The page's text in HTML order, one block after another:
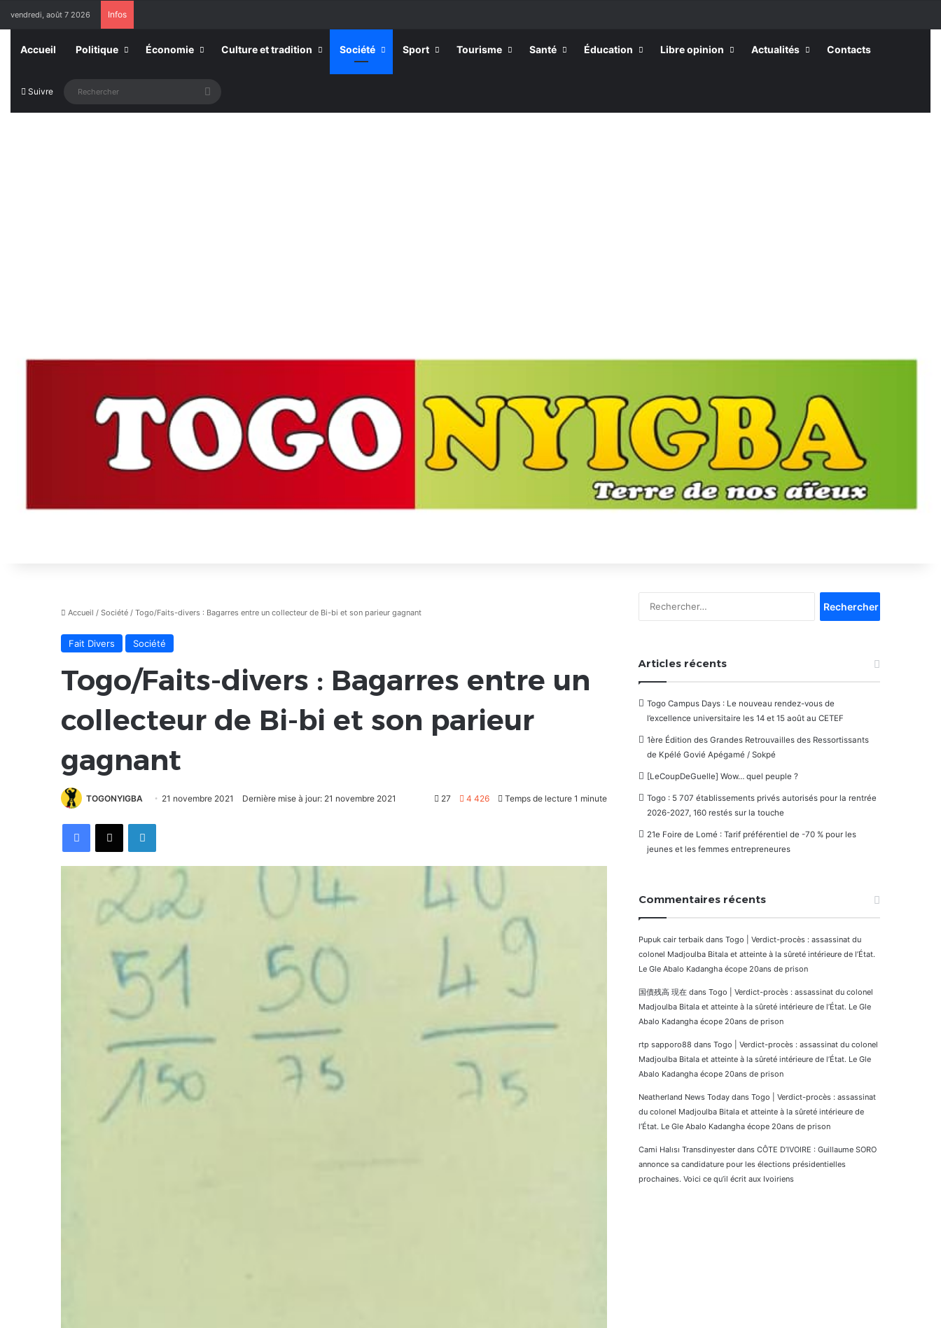
vendredi, août 7 2026 Infos
Accueil Politique Économie Culture et tradition Société Sport Tourisme Santé Éducation Libre opinion Actualités Contacts
Suivre Rechercher
Accueil / Société / Togo/Faits-divers : Bagarres entre un collecteur de Bi-bi et son parieur gagnant
Fait Divers Société
Togo/Faits-divers : Bagarres entre un
collecteur de Bi-bi et son parieur
gagnant
TOGONYIGBA 21 novembre 2021 Dernière mise à jour: 21 novembre 2021 27 4 426 Temps de lecture 1 minute
FacebookX Linkedin
Articles récents
Togo Campus Days : Le nouveau rendez-vous de
l’excellence universitaire les 14 et 15 août au CETEF
1ère Édition des Grandes Retrouvailles des Ressortissants
de Kpélé Govié Apégamé / Sokpé
[LeCoupDeGuelle] Wow… quel peuple ?
Togo : 5 707 établissements privés autorisés pour la rentrée
2026-2027, 160 restés sur la touche
21e Foire de Lomé : Tarif préférentiel de -70 % pour les
jeunes et les femmes entrepreneures
Commentaires récents
Pupuk cair terbaik dans Togo | Verdict-procès : assassinat du
colonel Madjoulba Bitala et atteinte à la sûreté intérieure de l’État.
Le Gle Abalo Kadangha écope 20ans de prison
国債残高 現在 dans Togo | Verdict-procès : assassinat du colonel
Madjoulba Bitala et atteinte à la sûreté intérieure de l’État. Le Gle
Abalo Kadangha écope 20ans de prison
rtp sapporo88 dans Togo | Verdict-procès : assassinat du colonel
Madjoulba Bitala et atteinte à la sûreté intérieure de l’État. Le Gle
Abalo Kadangha écope 20ans de prison
Neatherland News Today dans Togo | Verdict-procès : assassinat
du colonel Madjoulba Bitala et atteinte à la sûreté intérieure de
l’État. Le Gle Abalo Kadangha écope 20ans de prison
Cami Halısı Transdinyester dans CÔTE D’IVOIRE : Guillaume SORO
annonce sa candidature pour les élections présidentielles
prochaines. Voici ce qu’il écrit aux Ivoiriens